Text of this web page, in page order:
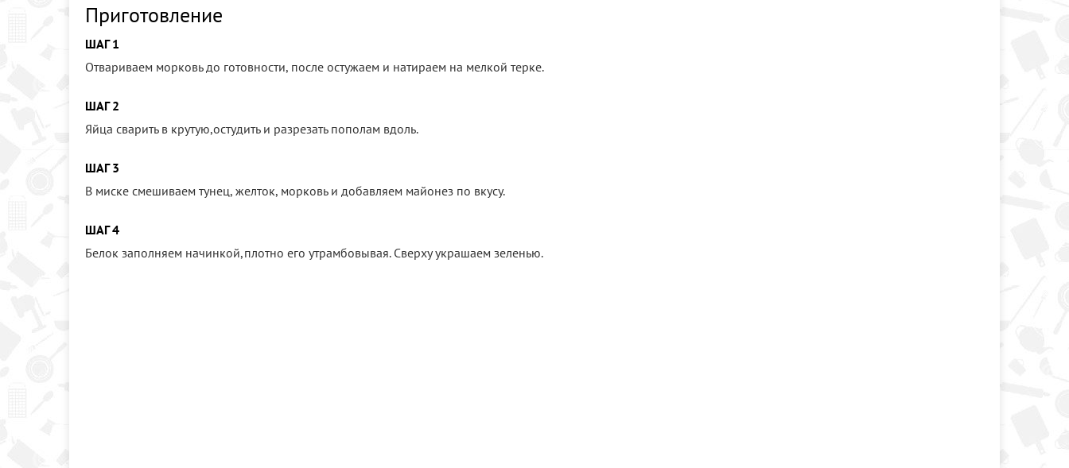
Приготовление
ШАГ 1
Отвариваем морковь до готовности, после остужаем и натираем на мелкой терке.
ШАГ 2
Яйца сварить в крутую,остудить и разрезать пополам вдоль.
ШАГ 3
В миске смешиваем тунец, желток, морковь и добавляем майонез по вкусу.
ШАГ 4
Белок заполняем начинкой,плотно его утрамбовывая. Сверху украшаем зеленью.